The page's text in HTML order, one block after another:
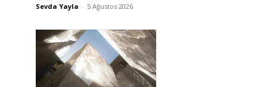
Sevda Yayla - 5 Ağustos 2026